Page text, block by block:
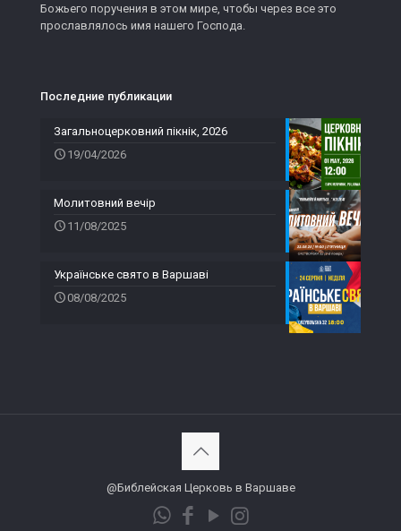
Божьего поручения в этом мире, чтобы через все это
прославлялось имя нашего Господа.
Последние публикации
Загальноцерковний пікнік, 2026
19/04/2026
Молитовний вечір
11/08/2025
Українське свято в Варшаві
08/08/2025
@Библейская Церковь в Варшаве